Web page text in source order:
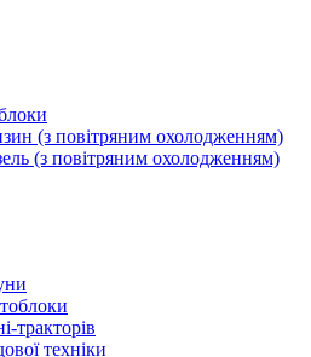
(з повітряним охолодженням)
(з повітряним охолодженням)
тракторів
техніки